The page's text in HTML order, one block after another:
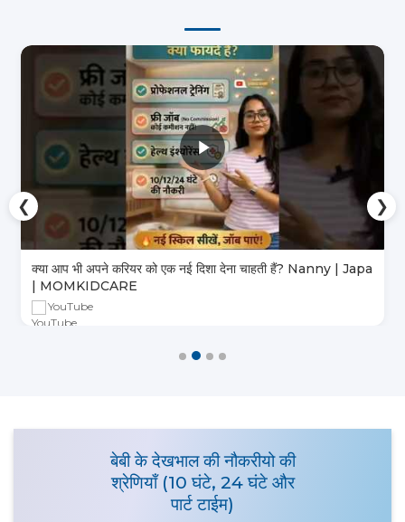
क्या आप भी अपने करियर को एक नई दिशा देना चाहती हैं? Nanny | Japa
| MOMKIDCARE
YouTube
❮ ❯
बेबी के देखभाल की नौकरीयो की
श्रेणियाँ (10 घंटे, 24 घंटे और
पार्ट टाईम)